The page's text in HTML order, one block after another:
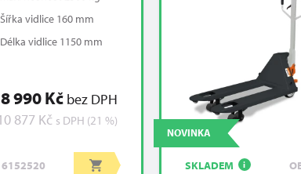
Šířka vidlice 160 mm
Délka vidlice 1150 mm
8 990 Kč bez DPH
877 Kč s DPH (21 %)
6152520
NOVINKA
SKLADEM i